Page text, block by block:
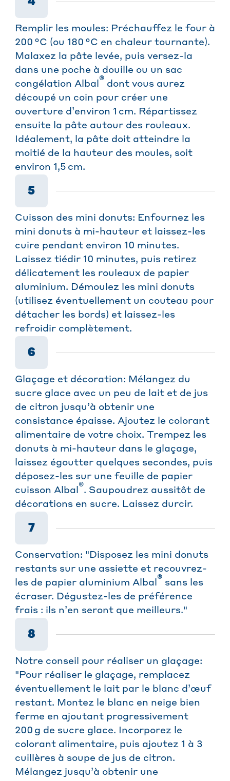
Remplir les moules: Préchauffez le four à
200 °C (ou 180 °C en chaleur tournante).
Malaxez la pâte levée, puis versez-la
dans une poche à douille ou un sac
congélation Albal ® dont vous aurez
découpé un coin pour créer une
ouverture d’environ 1 cm. Répartissez
ensuite la pâte autour des rouleaux.
Idéalement, la pâte doit atteindre la
moitié de la hauteur des moules, soit
environ 1,5 cm.
5
Cuisson des mini donuts: Enfournez les
mini donuts à mi-hauteur et laissez-les
cuire pendant environ 10 minutes.
Laissez tiédir 10 minutes, puis retirez
délicatement les rouleaux de papier
aluminium. Démoulez les mini donuts
(utilisez éventuellement un couteau pour
détacher les bords) et laissez-les
refroidir complètement.
6
Glaçage et décoration: Mélangez du
sucre glace avec un peu de lait et de jus
de citron jusqu’à obtenir une
consistance épaisse. Ajoutez le colorant
alimentaire de votre choix. Trempez les
donuts à mi-hauteur dans le glaçage,
laissez égoutter quelques secondes, puis
déposez-les sur une feuille de papier
cuisson Albal ®. Saupoudrez aussitôt de
décorations en sucre. Laissez durcir.
7
Conservation: "Disposez les mini donuts
restants sur une assiette et recouvrez-
les de papier aluminium Albal ® sans les
écraser. Dégustez-les de préférence
frais : ils n’en seront que meilleurs."
8
Notre conseil pour réaliser un glaçage:
"Pour réaliser le glaçage, remplacez
éventuellement le lait par le blanc d’œuf
restant. Montez le blanc en neige bien
ferme en ajoutant progressivement
200 g de sucre glace. Incorporez le
colorant alimentaire, puis ajoutez 1 à 3
cuillères à soupe de jus de citron.
Mélangez jusqu’à obtenir une